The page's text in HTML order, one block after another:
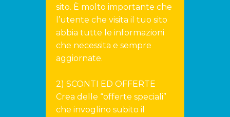
sito. È molto importante che
l’utente che visita il tuo sito
abbia tutte le informazioni
che necessita e sempre
aggiornate.
2) SCONTI ED OFFERTE
Crea delle “offerte speciali”
che invoglino subito il